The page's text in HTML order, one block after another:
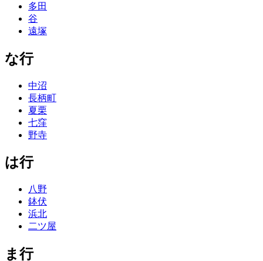
多田
谷
遠塚
な行
中沼
長柄町
夏栗
七窪
野寺
は行
八野
鉢伏
浜北
二ツ屋
ま行